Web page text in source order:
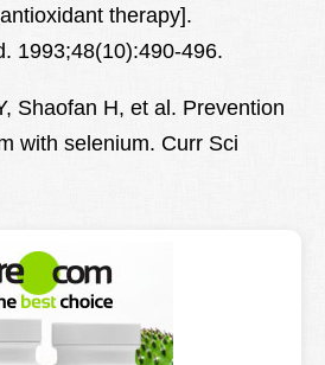
therapy].
1993;48(10):490-496.
Shaofan H, et al. Prevention
with selenium. Curr Sci